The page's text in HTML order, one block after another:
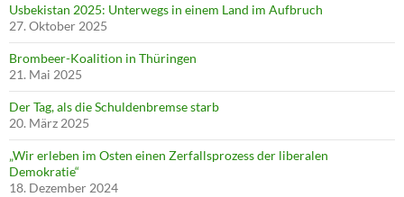
Usbekistan 2025: Unterwegs in einem Land im Aufbruch
27. Oktober 2025
Brombeer-Koalition in Thüringen
21. Mai 2025
Der Tag, als die Schuldenbremse starb
20. März 2025
„Wir erleben im Osten einen Zerfallsprozess der liberalen
Demokratie“
18. Dezember 2024